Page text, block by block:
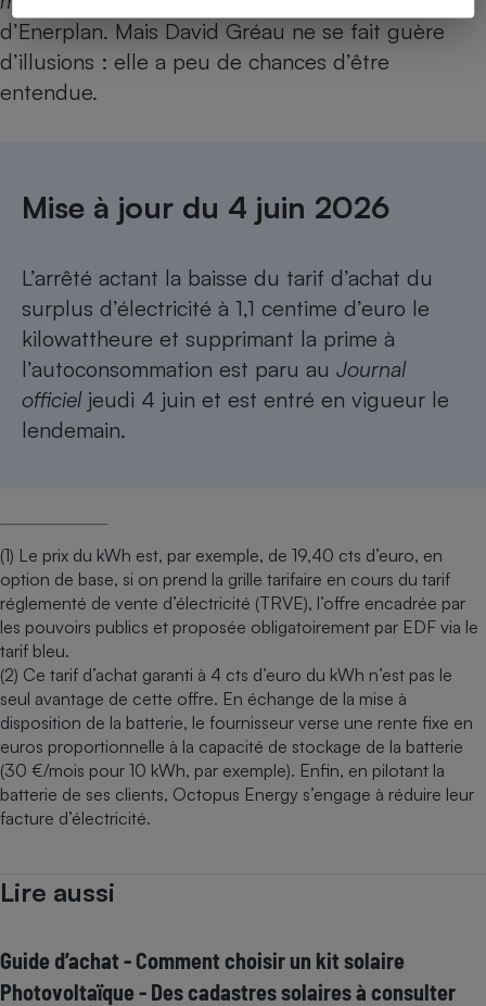
d’Enerplan. Mais David Gréau ne se fait guère
d’illusions : elle a peu de chances d’être
entendue.
Mise à jour du 4 juin 2026
L’arrêté actant la baisse du tarif d’achat du
surplus d’électricité à 1,1 centime d’euro le
kilowattheure et supprimant la prime à
l’autoconsommation est paru au Journal
officieljeudi 4 juin et est entré en vigueur le
lendemain.
(1) Le prix du kWh est, par exemple, de 19,40 cts d’euro, en
option de base, si on prend la grille tarifaire en cours du tarif
réglementé de vente d’électricité (TRVE), l’offre encadrée par
les pouvoirs publics et proposée obligatoirement par EDF via le
tarif bleu.
(2) Ce tarif d’achat garanti à 4 cts d’euro du kWh n’est pas le
seul avantage de cette offre. En échange de la mise à
disposition de la batterie, le fournisseur verse une rente fixe en
euros proportionnelle à la capacité de stockage de la batterie
(30 €/mois pour 10 kWh, par exemple). Enfin, en pilotant la
batterie de ses clients, Octopus Energy s’engage à réduire leur
facture d’électricité.
Lire aussi
Guide d’achat - Comment choisir un kit solaire
Photovoltaïque - Des cadastres solaires à consulter